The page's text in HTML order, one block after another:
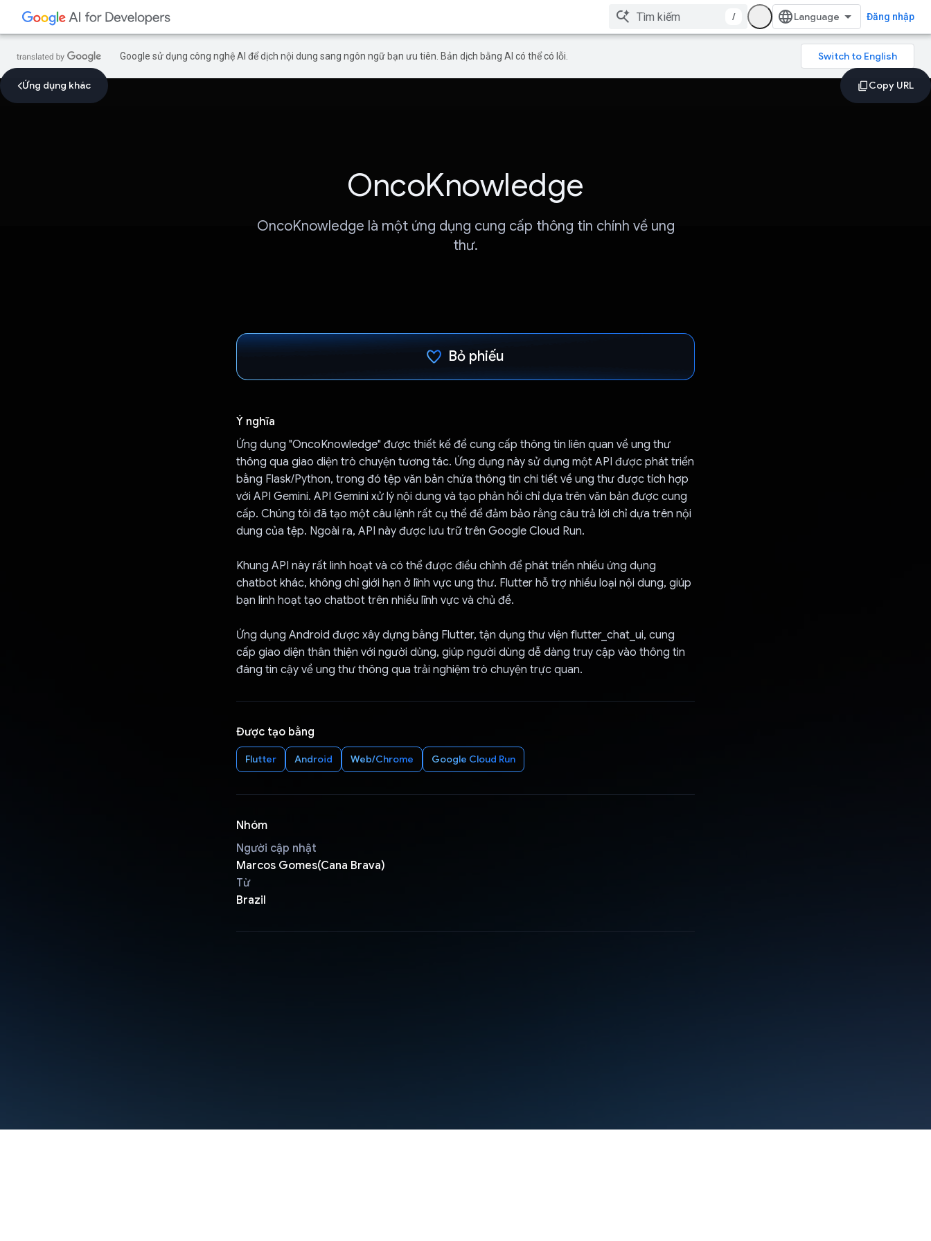
/ Đăng nhập
Google sử dụng công nghệ AI để dịch nội dung sang ngôn ngữ bạn ưu tiên. Bản dịch bằng AI có thể có lỗi.
Ứng dụng khác
OncoKnowledge
OncoKnowledge là một ứng dụng cung cấp thông tin chính về ung
thư.
Bỏ phiếu
Ý nghĩa
Ứng dụng "OncoKnowledge" được thiết kế để cung cấp thông tin liên quan về ung thư
thông qua giao diện trò chuyện tương tác. Ứng dụng này sử dụng một API được phát triển
bằng Flask/Python, trong đó tệp văn bản chứa thông tin chi tiết về ung thư được tích hợp
với API Gemini. API Gemini xử lý nội dung và tạo phản hồi chỉ dựa trên văn bản được cung
cấp. Chúng tôi đã tạo một câu lệnh rất cụ thể để đảm bảo rằng câu trả lời chỉ dựa trên nội
dung của tệp. Ngoài ra, API này được lưu trữ trên Google Cloud Run.
Khung API này rất linh hoạt và có thể được điều chỉnh để phát triển nhiều ứng dụng
chatbot khác, không chỉ giới hạn ở lĩnh vực ung thư. Flutter hỗ trợ nhiều loại nội dung, giúp
bạn linh hoạt tạo chatbot trên nhiều lĩnh vực và chủ đề.
Ứng dụng Android được xây dựng bằng Flutter, tận dụng thư viện flutter_chat_ui, cung
cấp giao diện thân thiện với người dùng, giúp người dùng dễ dàng truy cập vào thông tin
đáng tin cậy về ung thư thông qua trải nghiệm trò chuyện trực quan.
Được tạo bằng
Flutter Android Web/Chrome Google Cloud Run
Nhóm
Người cập nhật
Marcos Gomes(Cana Brava)
Từ
Brazil